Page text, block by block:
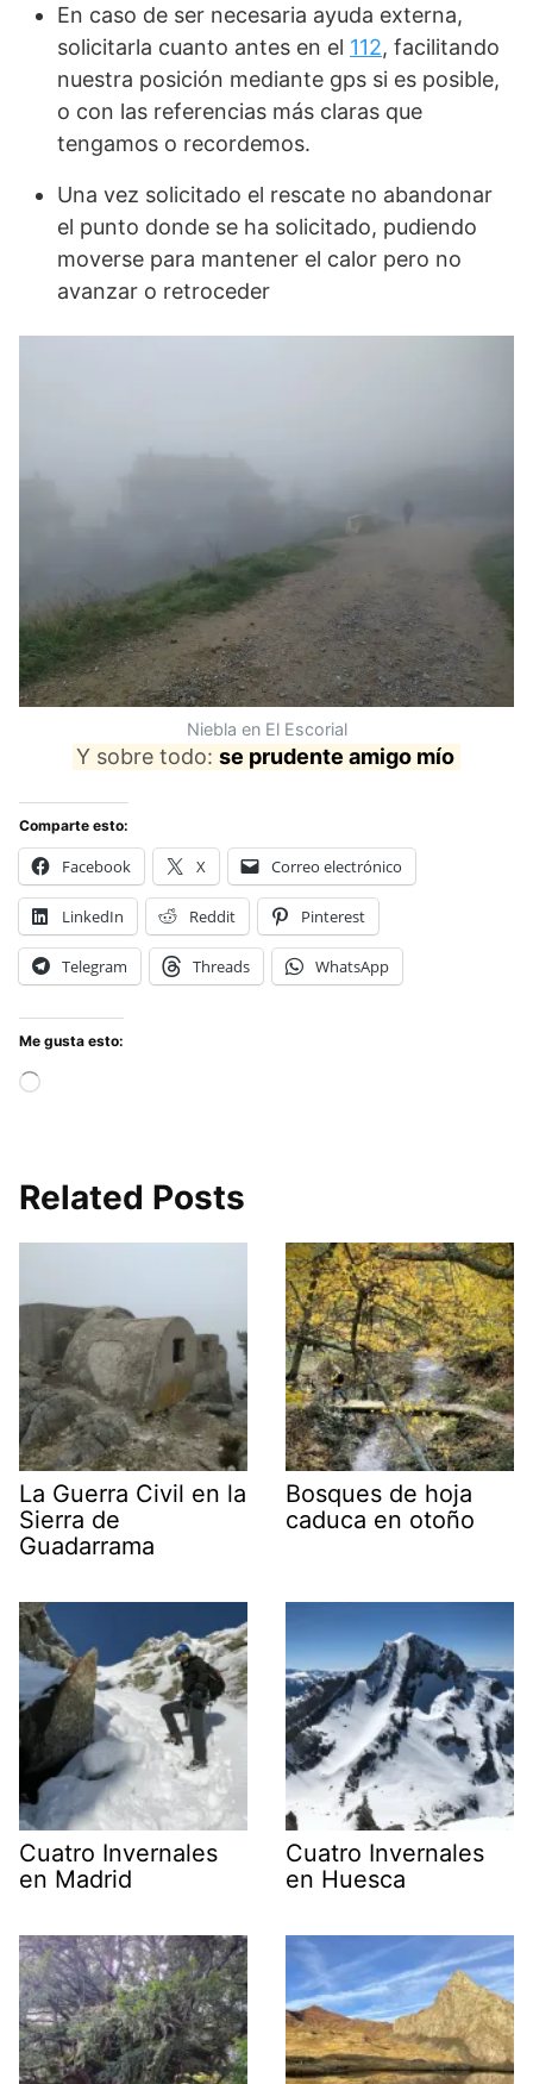
En caso de ser necesaria ayuda externa,
solicitarla cuanto antes en el 112, facilitando
nuestra posición mediante gps si es posible,
o con las referencias más claras que
tengamos o recordemos.
Una vez solicitado el rescate no abandonar
el punto donde se ha solicitado, pudiendo
moverse para mantener el calor pero no
avanzar o retroceder
Niebla en El Escorial
Y sobre todo: se prudente amigo mío
Comparte esto:
Facebook X Correo electrónico
LinkedIn Reddit Pinterest
Telegram Threads WhatsApp
Me gusta esto:
Related Posts
La Guerra Civil en la
Sierra de
Guadarrama
Bosques de hoja
caduca en otoño
Cuatro Invernales
en Madrid
Cuatro Invernales
en Huesca